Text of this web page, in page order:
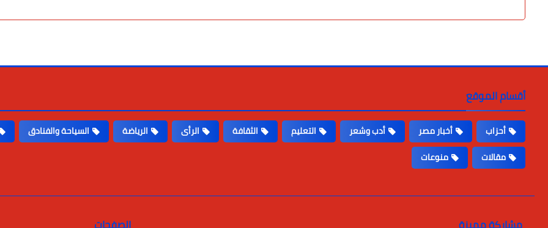
أقسام الموقع
أحزاب أخبار مصر أدب وشعر التعليم الثقافة الرأى الرياضة
السياحة والفنادق
مقالات
منوعات